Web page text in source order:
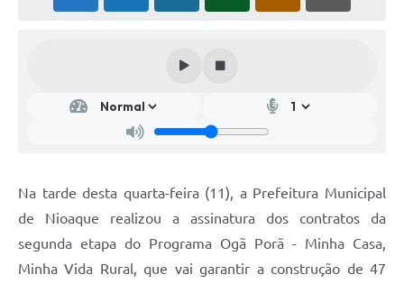
Na tarde desta quarta-feira (11), a Prefeitura Municipal
de Nioaque realizou a assinatura dos contratos da
segunda etapa do Programa Ogã Porã - Minha Casa,
Minha Vida Rural, que vai garantir a construção de 47